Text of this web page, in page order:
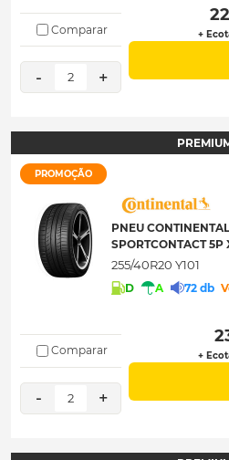
Comparar
- 2 +
+
PROMOÇÃO
PNEU
SPORTCONTACT
255/40R20 Y101
D A 72 db
Comparar
- 2 +
+